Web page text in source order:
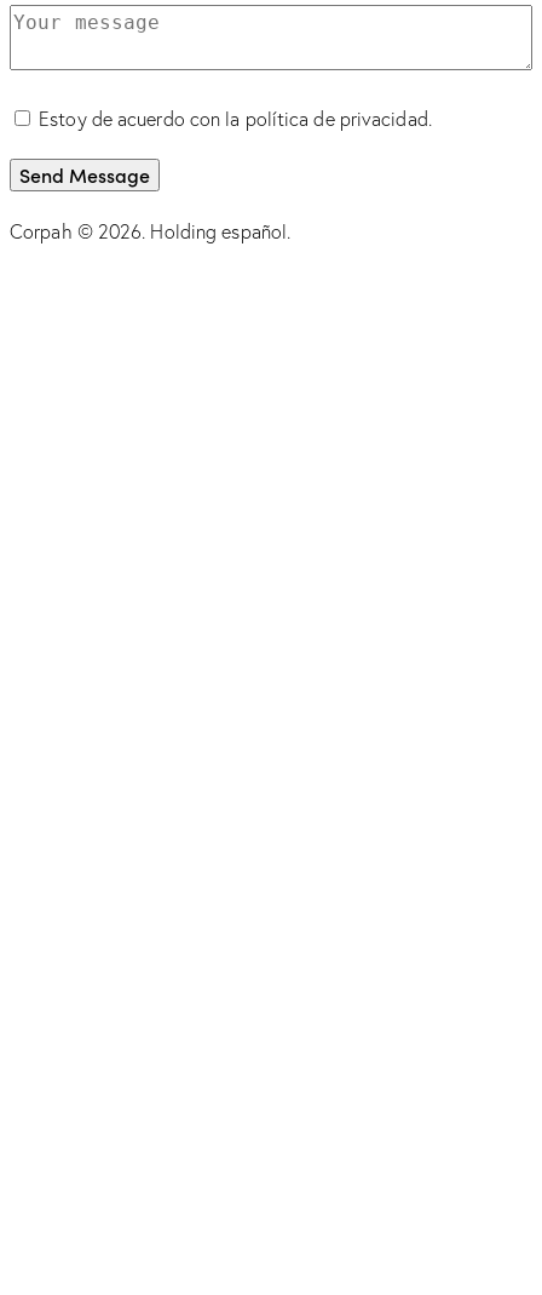
Estoy de acuerdo con la política de privacidad.
Send Message
Corpah © 2026. Holding español.